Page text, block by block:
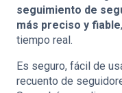
seguimiento de
más preciso y fiable
tiempo real.
Es seguro, fácil de
recuento de